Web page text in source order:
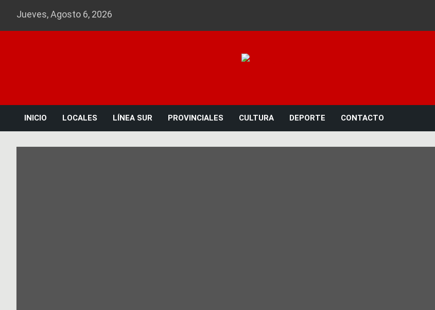
Jueves, Agosto 6, 2026
INICIO LOCALES LÍNEA SUR PROVINCIALES CULTURA DEPORTE CONTACTO